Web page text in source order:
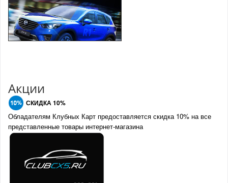
Акции
СКИДКА 10%
Обладателям Клубных Карт предоставляется скидка 10% на все
представленные товары интернет-магазина